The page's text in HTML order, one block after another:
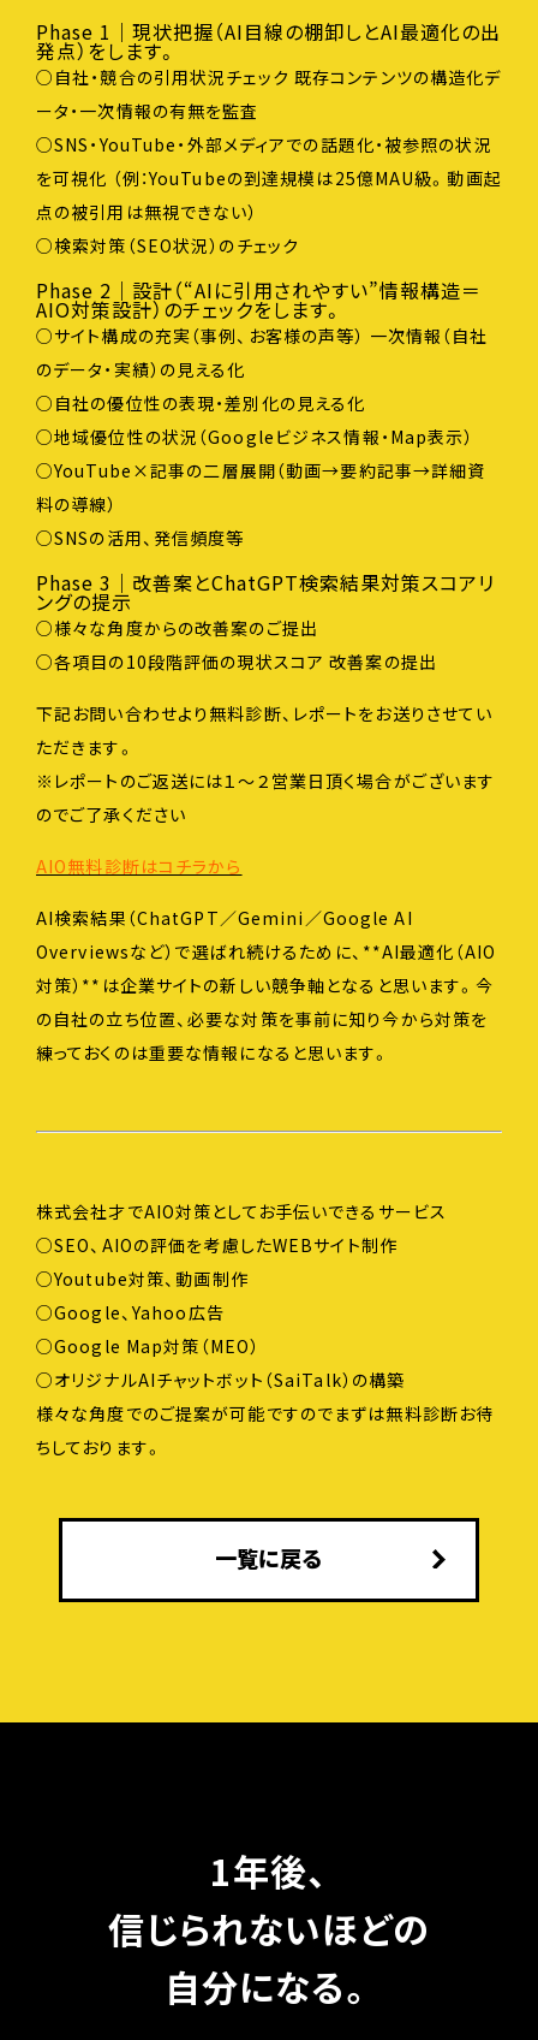
Phase 1｜現状把握（AI目線の棚卸しとAI最適化の出
発点）をします。
○自社・競合の引用状況チェック 既存コンテンツの構造化デ
ータ・一次情報の有無を監査
○SNS・YouTube・外部メディアでの話題化・被参照の状況
を可視化 （例：YouTubeの到達規模は25億MAU級。動画起
点の被引用は無視できない）
○検索対策（SEO状況）のチェック
Phase 2｜設計（“AIに引用されやすい”情報構造＝
AIO対策設計）のチェックをします。
○サイト構成の充実（事例、お客様の声等） 一次情報（自社
のデータ・実績）の見える化
○自社の優位性の表現・差別化の見える化
○地域優位性の状況（Googleビジネス情報・Map表示）
○YouTube×記事の二層展開（動画→要約記事→詳細資
料の導線）
○SNSの活用、発信頻度等
Phase 3｜改善案とChatGPT検索結果対策スコアリ
ングの提示
○様々な角度からの改善案のご提出
○各項目の10段階評価の現状スコア 改善案の提出
下記お問い合わせより無料診断、レポートをお送りさせてい
ただきます。
※レポートのご返送には１～２営業日頂く場合がございます
のでご了承ください
AIO無料診断はコチラから
AI検索結果（ChatGPT／Gemini／Google AI
Overviewsなど）で選ばれ続けるために、**AI最適化（AIO
対策）**は企業サイトの新しい競争軸となると思います。今
の自社の立ち位置、必要な対策を事前に知り今から対策を
練っておくのは重要な情報になると思います。
株式会社才でAIO対策としてお手伝いできるサービス
○SEO、AIOの評価を考慮したWEBサイト制作
○Youtube対策、動画制作
○Google、Yahoo広告
○Google Map対策（MEO）
○オリジナルAIチャットボット（SaiTalk）の構築
様々な角度でのご提案が可能ですのでまずは無料診断お待
ちしております。
一覧に戻る
1年後、
信じられないほどの
自分になる。